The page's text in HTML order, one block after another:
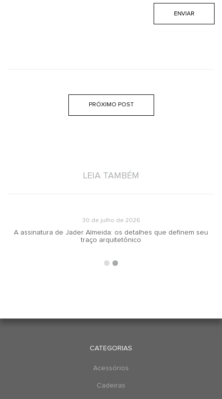
PRÓXIMO POST
LEIA TAMBÉM
30 de julho de 2026
A assinatura de Jader Almeida: os detalhes que definem seu
traço arquitetônico
CATEGORIAS
Acessórios
Cadeiras